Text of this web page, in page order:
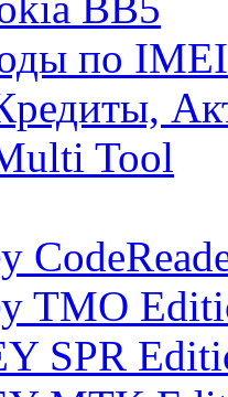
по IMEI
Tool
TMO
SPR